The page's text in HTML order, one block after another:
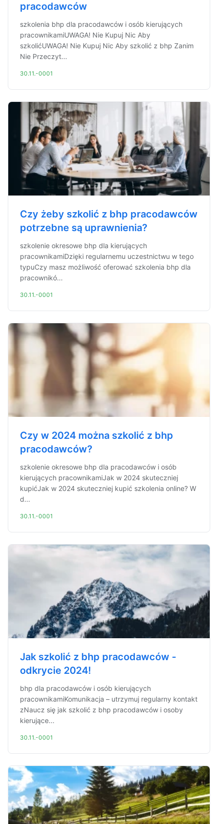
pracodawców
szkolenia bhp dla pracodawców i osób kierujących
pracownikamiUWAGA! Nie Kupuj Nic Aby
szkolićUWAGA! Nie Kupuj Nic Aby szkolić z bhp Zanim
Nie Przeczyt...
30.11.-0001
Czy żeby szkolić z bhp pracodawców
potrzebne są uprawnienia?
szkolenie okresowe bhp dla kierujących
pracownikamiDzięki regularnemu uczestnictwu w tego
typuCzy masz możliwość oferować szkolenia bhp dla
pracownikó...
30.11.-0001
Czy w 2024 można szkolić z bhp
pracodawców?
szkolenie okresowe bhp dla pracodawców i osób
kierujących pracownikamiJak w 2024 skuteczniej
kupićJak w 2024 skuteczniej kupić szkolenia online? W
d...
30.11.-0001
Jak szkolić z bhp pracodawców -
odkrycie 2024!
bhp dla pracodawców i osób kierujących
pracownikamiKomunikacja – utrzymuj regularny kontakt
zNaucz się jak szkolić z bhp pracodawców i osoby
kierujące...
30.11.-0001